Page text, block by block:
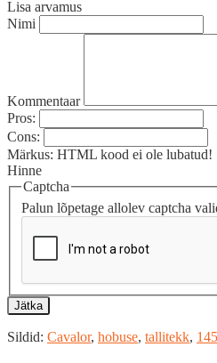
Lisa arvamus
Nimi
Kommentaar
Pros:
Cons:
Märkus: HTML kood ei ole lubatud!
Hinne
Captcha
Palun lõpetage allolev captcha
Jätka
Sildid: Cavalor, hobuse, tallitekk,